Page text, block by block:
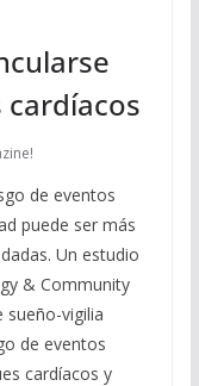
de eventos
puede ser más
Un estudio
& Community
sueño-vigilia
de eventos
cardíacos y